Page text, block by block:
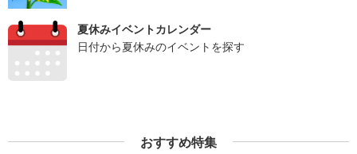
夏休みイベントカレンダー
日付から夏休みのイベントを探す
おすすめ特集